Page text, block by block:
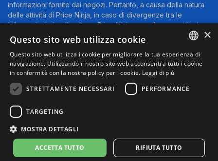
17,65$ Vedi
informazioni fornite dai negozi. Pertanto, a causa della natura
delle attività di Price Ninja, in caso di divergenze tra le
informazioni visualizzate su Price Ninja e quelle presenti sul
sito web del negozio, faranno fede queste ultime. I prezzi
indicati includono tutte le tasse, ad eccezione dei veicoli nuovi
(prezzi IVA inclusa, escluse spese di spedizione).
Questo sito partecipa al Programma Partner di eBay. Potremmo
ricevere una commissione per gli acquisti idonei effettuati
tramite i link presenti su questa pagina.
© 2025 Performyze - P.IVA 06681730484
Informativa sulla Privacy
Condizioni d'uso
ENGLISH
×
Questo sito web utilizza cookie
Questo sito web utilizza i cookie per migliorare la tua esperienza di
navigazione. Utilizzando il nostro sito web acconsenti a tutti i cookie
in conformità con la nostra policy per i cookie. Leggi di più
STRETTAMENTE NECESSARI
PERFORMANCE
TARGETING
MOSTRA DETTAGLI
ACCETTA TUTTO RIFIUTA TUTTO